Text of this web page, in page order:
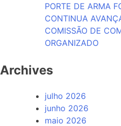
PORTE DE ARMA
CONTINUA
COMISSÃO DE
ORGANIZADO
Archives
julho 2026
junho 2026
maio 2026